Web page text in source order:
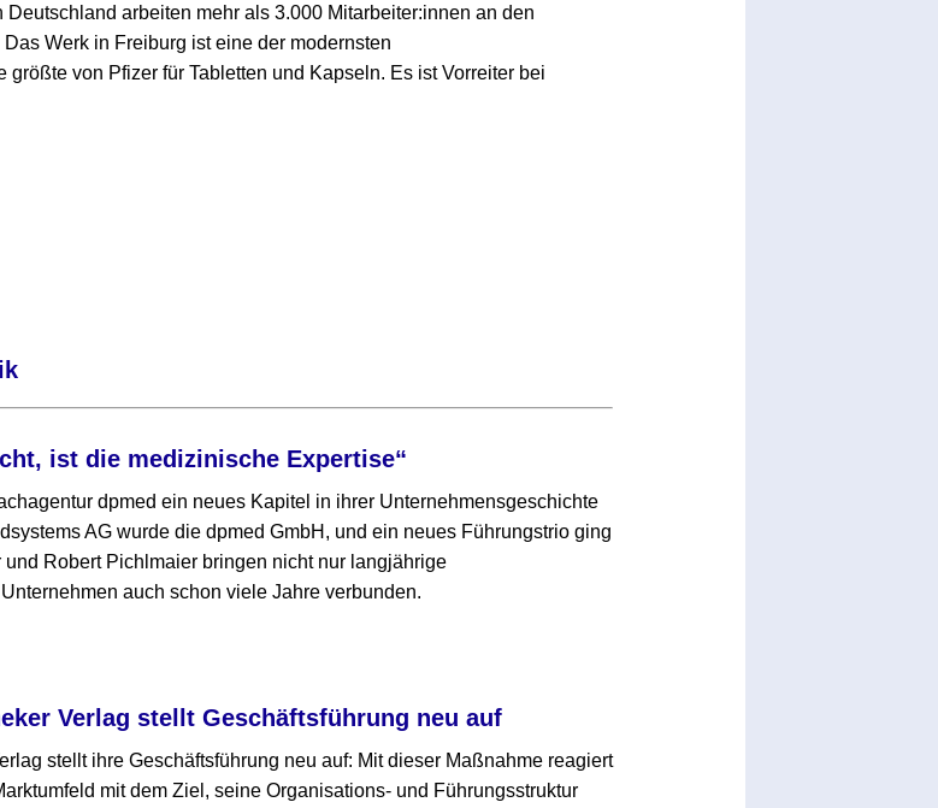
arbeiten mehr als 3.000 Mitarbeiter:innen an den
Werk in Freiburg ist eine der modernsten
von Pfizer für Tabletten und Kapseln. Es ist Vorreiter bei
ist die medizinische Expertise“
dpmed ein neues Kapitel in ihrer Unternehmensgeschichte
AG wurde die dpmed GmbH, und ein neues Führungstrio ging
Robert Pichlmaier bringen nicht nur langjährige
auch schon viele Jahre verbunden.
Verlag stellt Geschäftsführung neu auf
stellt ihre Geschäftsführung neu auf: Mit dieser Maßnahme reagiert
mit dem Ziel, seine Organisations- und Führungsstruktur